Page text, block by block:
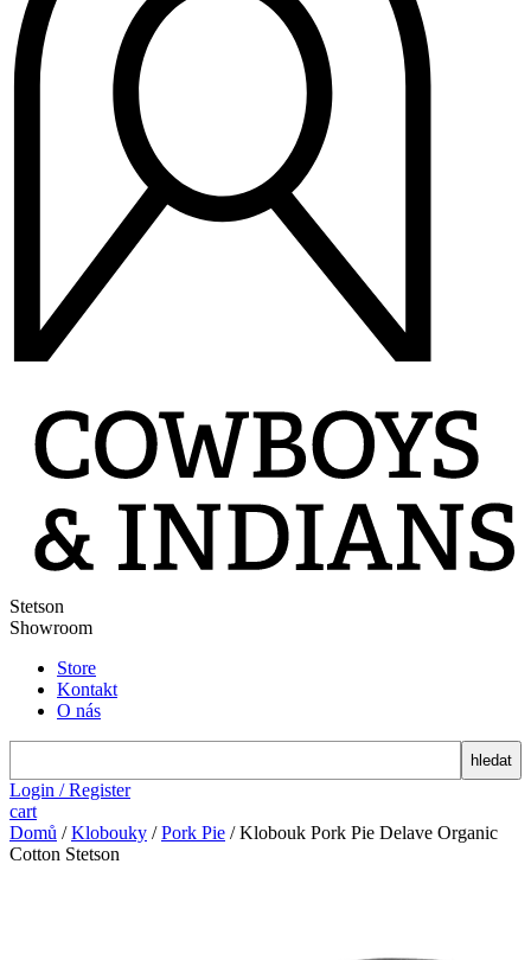
Stetson
Showroom
Store
Kontakt
O nás
Login / Register
cart
Domů /Klobouky /Pork Pie / Klobouk Pork Pie Delave Organic
Cotton Stetson